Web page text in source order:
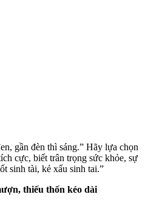
gần đèn thì sáng.” Hãy lựa chọn
cực, biết trân trọng sức khỏe, sự
sinh tài, kẻ xấu sinh tai.”
thiếu thốn kéo dài